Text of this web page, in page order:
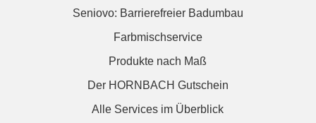
Seniovo: Barrierefreier Badumbau
Farbmischservice
Produkte nach Maß
Der HORNBACH Gutschein
Alle Services im Überblick